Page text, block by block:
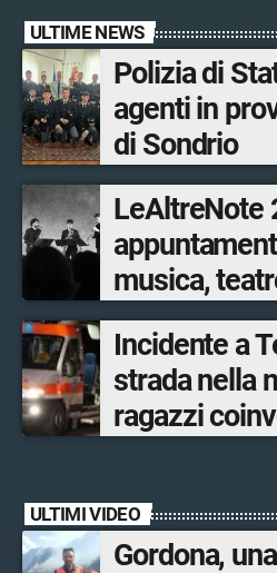
ULTIME NEWS
Polizia di
agenti in
di Sondrio
LeAltreNote
musica,
San
Incidente a
strada nella
ragazzi
ULTIMI VIDEO
Gordona,